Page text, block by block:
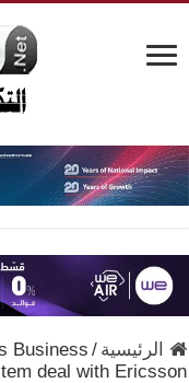
الرئيسية /
Business
deal with Ericsson